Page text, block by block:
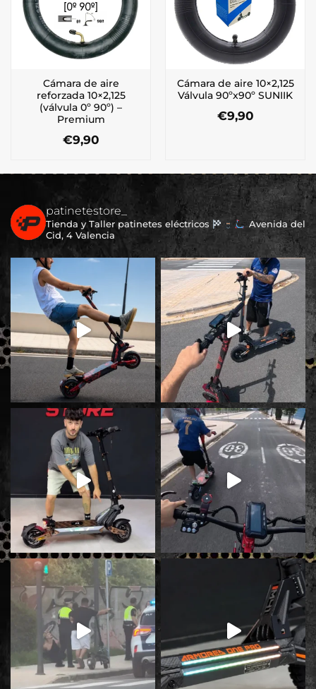
Cámara de aire
reforzada 10×2,125
(válvula 0º 90º) –
Premium
€9,90
Cámara de aire 10×2,125
Válvula 90ºx90º SUNIIK
€9,90
patinetestore_
Tienda y Taller patinetes eléctricos
Avenida del
Cid, 4 Valencia